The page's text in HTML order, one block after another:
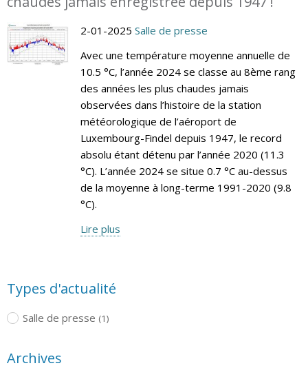
2-01-2025 Salle de presse
Avec une température moyenne annuelle de
10.5 °C, l’année 2024 se classe au 8ème rang
des années les plus chaudes jamais
observées dans l’histoire de la station
météorologique de l’aéroport de
Luxembourg-Findel depuis 1947, le record
absolu étant détenu par l’année 2020 (11.3
°C). L’année 2024 se situe 0.7 °C au-dessus
de la moyenne à long-terme 1991-2020 (9.8
°C).
Lire plus
Types d'actualité
Salle de presse (1)
Archives